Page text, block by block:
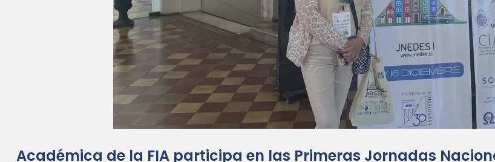
Académica de la FIA participa en las Primeras Jornadas